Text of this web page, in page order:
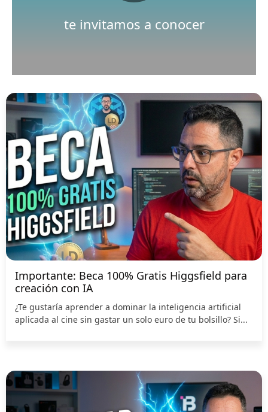
te invitamos a conocer
Nuestro canal de Youtube
Importante: Beca 100% Gratis Higgsfield para
creación con IA
¿Te gustaría aprender a dominar la inteligencia artificial
aplicada al cine sin gastar un solo euro de tu bolsillo? Si...